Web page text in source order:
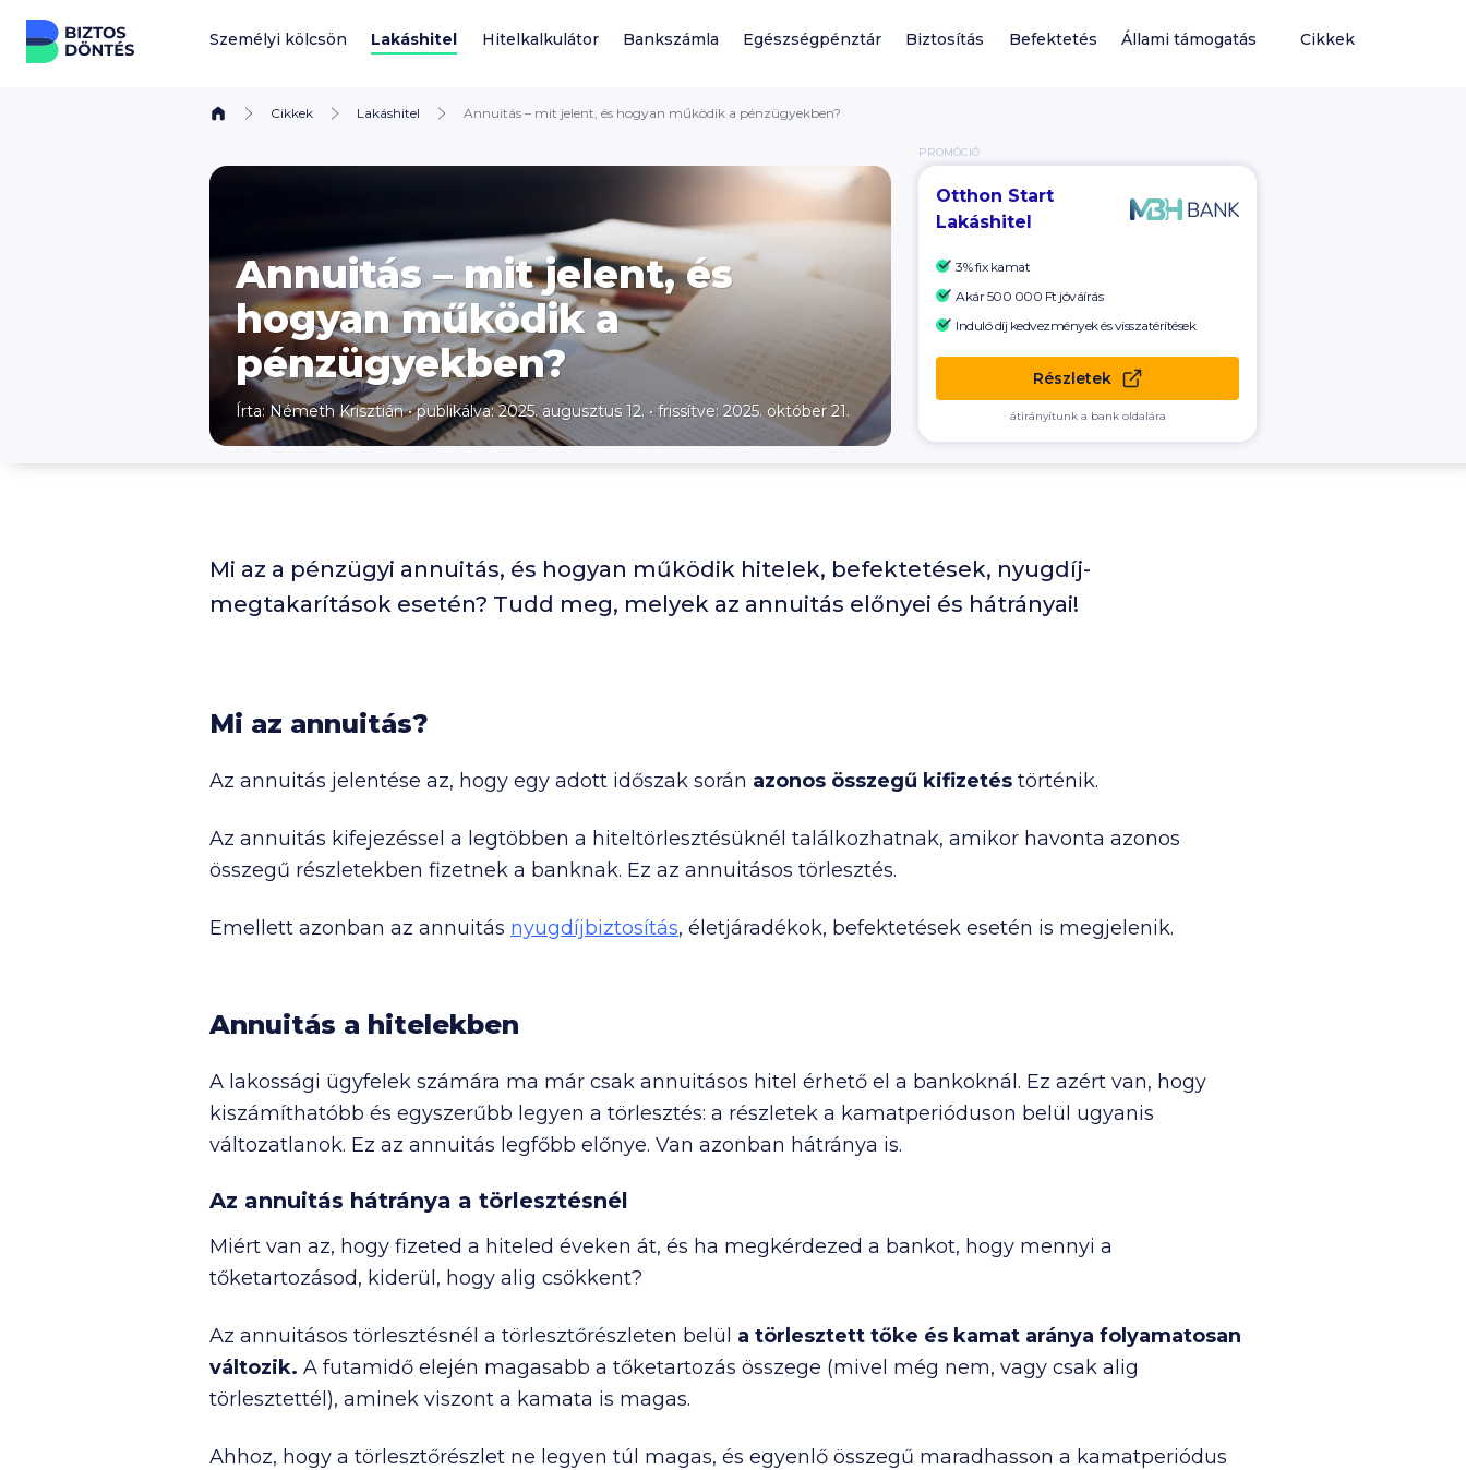
Ugrás a tartalomhoz
Személyi kölcsön Lakáshitel Hitelkalkulátor Bankszámla Egészségpénztár Biztosítás Befektetés Állami támogatás Cikkek
Cikkek Lakáshitel Annuitás – mit jelent, és hogyan működik a pénzügyekben?
Annuitás – mit jelent, és
hogyan működik a
pénzügyekben?
Írta: Németh Krisztián•publikálva: 2025. augusztus 12. • frissítve: 2025. október 21.
PROMÓCIÓ
Otthon Start
Lakáshitel
3% fix kamat
Akár500 000 Ft jóváírás
Induló díj kedvezmények és visszatérítések
Részletek
átirányítunk a bank oldalára
Mi az a pénzügyi annuitás, és hogyan működik hitelek, befektetések, nyugdíj-
megtakarítások esetén? Tudd meg, melyek az annuitás előnyei és hátrányai!
Mi az annuitás?
Az annuitás jelentése az, hogy egy adott időszak során azonos összegű kifizetés történik.
Az annuitás kifejezéssel a legtöbben a hiteltörlesztésüknél találkozhatnak, amikor havonta azonos
összegű részletekben fizetnek a banknak. Ez az annuitásos törlesztés.
Emellett azonban az annuitás nyugdíjbiztosítás, életjáradékok, befektetések esetén is megjelenik.
Annuitás a hitelekben
A lakossági ügyfelek számára ma már csak annuitásos hitel érhető el a bankoknál. Ez azért van, hogy
kiszámíthatóbb és egyszerűbb legyen a törlesztés: a részletek a kamatperióduson belül ugyanis
változatlanok. Ez az annuitás legfőbb előnye. Van azonban hátránya is.
Az annuitás hátránya a törlesztésnél
Miért van az, hogy fizeted a hiteled éveken át, és ha megkérdezed a bankot, hogy mennyi a
tőketartozásod, kiderül, hogy alig csökkent?
Az annuitásos törlesztésnél a törlesztőrészleten belül a törlesztett tőke és kamat aránya folyamatosan
változik. A futamidő elején magasabb a tőketartozás összege (mivel még nem, vagy csak alig
törlesztettél), aminek viszont a kamata is magas.
Ahhoz, hogy a törlesztőrészlet ne legyen túl magas, és egyenlő összegű maradhasson a kamatperiódus